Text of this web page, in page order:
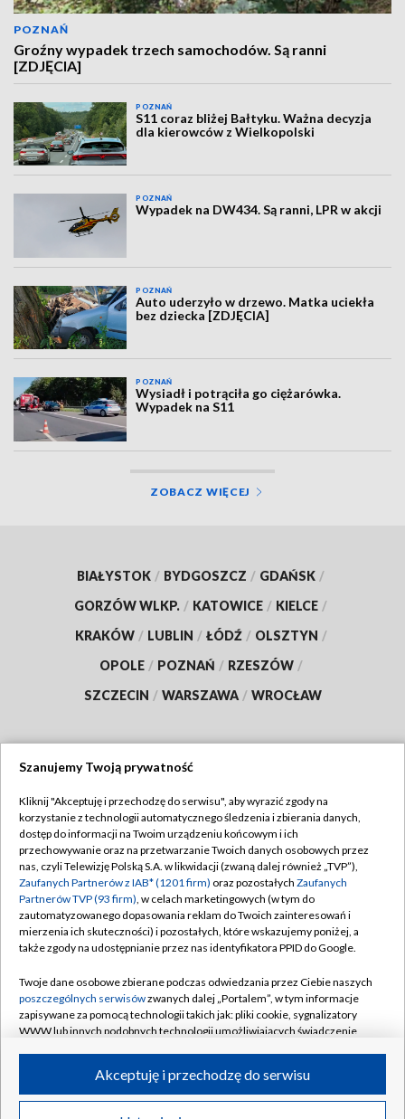
POZNAŃ
Groźny wypadek trzech samochodów. Są ranni
[ZDJĘCIA]
POZNAŃ
S11 coraz bliżej Bałtyku. Ważna decyzja
dla kierowców z Wielkopolski
POZNAŃ
Wypadek na DW434. Są ranni, LPR w akcji
POZNAŃ
Auto uderzyło w drzewo. Matka uciekła
bez dziecka [ZDJĘCIA]
POZNAŃ
Wysiadł i potrąciła go ciężarówka.
Wypadek na S11
ZOBACZ WIĘCEJ
BIAŁYSTOK / BYDGOSZCZ / GDAŃSK /
GORZÓW WLKP. / KATOWICE / KIELCE /
KRAKÓW / LUBLIN / ŁÓDŹ / OLSZTYN /
OPOLE / POZNAŃ / RZESZÓW /
SZCZECIN / WARSZAWA / WROCŁAW
TVP
Abonament TVP
Emisja w TVP
Centrum informacji TVP
Naziemna Telewizja Cyfrowa
Rada Programowa
System NOS
Informacje o nadawcy
Program dla prasy
Regulamin TVP
Polityka prywatności
Moje zgody
Pomoc
Kontakt
Kanały
©2026 Telewizja Polska S.A. w likwidacji
Szanujemy Twoją prywatność
Kliknij "Akceptuję i przechodzę do serwisu", aby wyrazić zgody na
korzystanie z technologii automatycznego śledzenia i zbierania danych,
dostęp do informacji na Twoim urządzeniu końcowym i ich
przechowywanie oraz na przetwarzanie Twoich danych osobowych przez
nas, czyli Telewizję Polską S.A. w likwidacji (zwaną dalej również „TVP”),
Zaufanych Partnerów z IAB* (1201 firm) oraz pozostałych Zaufanych
Partnerów TVP (93 firm), w celach marketingowych (w tym do
zautomatyzowanego dopasowania reklam do Twoich zainteresowań i
mierzenia ich skuteczności) i pozostałych, które wskazujemy poniżej, a
także zgody na udostępnianie przez nas identyfikatora PPID do Google.
Twoje dane osobowe zbierane podczas odwiedzania przez Ciebie naszych
poszczególnych serwisówzwanych dalej „Portalem”, w tym informacje
zapisywane za pomocą technologii takich jak: pliki cookie, sygnalizatory
WWW lub innych podobnych technologii umożliwiających świadczenie
ruchu w Internecie.
Twoje dane osobowe zbierane podczas odwiedzania przez Ciebie
Akceptuję i przechodzę do serwisu